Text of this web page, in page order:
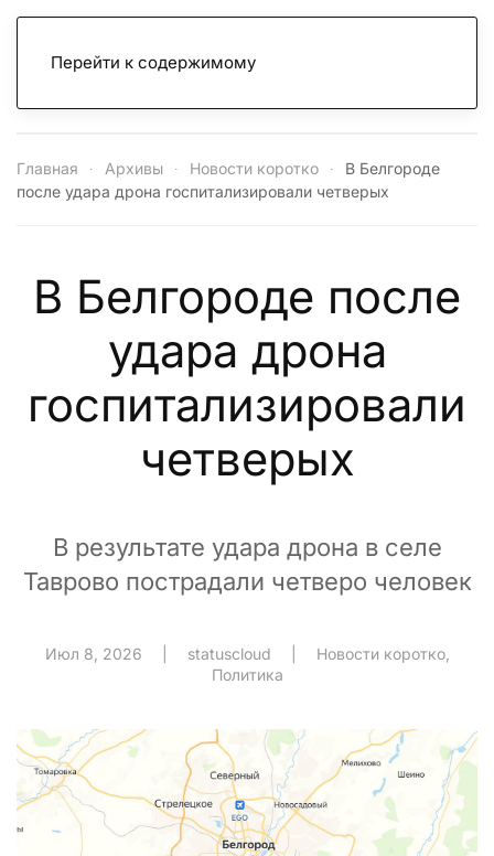
Перейти к содержимому
Главная Архивы Новости коротко
В Белгороде
после удара дрона госпитализировали четверых
В Белгороде после
удара дрона
госпитализировали
четверых
В результате удара дрона в селе
Таврово пострадали четверо человек
Июл 8, 2026 statuscloud Новости коротко,
Политика